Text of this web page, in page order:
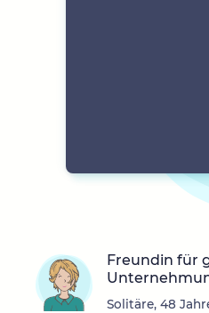
Freundin für
Solitäre, 48